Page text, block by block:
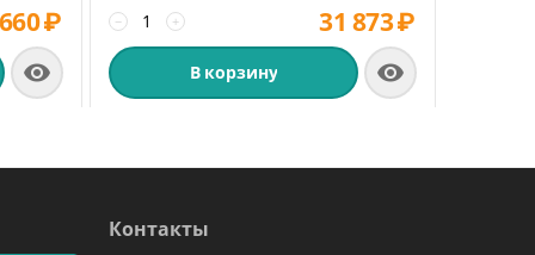
₽

+
− 31 873₽
В корзину 
Контакты